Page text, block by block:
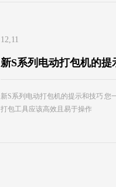
12,11
新S系列电动打包机的提
新S系列电动打包机的提示和技巧
打包工具应该高效且易于操作